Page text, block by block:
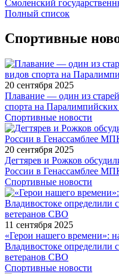
Смоленский
Полный список
Спортивные
20 сентября 2025
Плавание — один из
спорта на Паралимпийских
Спортивные новости
20 сентября 2025
Дегтярев и Рожков
России в Генассамблее
Спортивные новости
11 сентября 2025
«Герои нашего времени»:
Владивостоке определили
ветеранов СВО
Спортивные новости